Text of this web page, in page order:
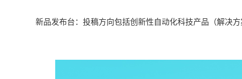
新品发布台：投稿方向包括创新性自动化科技产品（解决